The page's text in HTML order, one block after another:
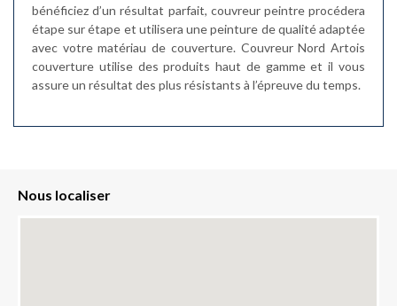
bénéficiez d’un résultat parfait, couvreur peintre procédera
étape sur étape et utilisera une peinture de qualité adaptée
avec votre matériau de couverture. Couvreur Nord Artois
couverture utilise des produits haut de gamme et il vous
assure un résultat des plus résistants à l’épreuve du temps.
Nous localiser